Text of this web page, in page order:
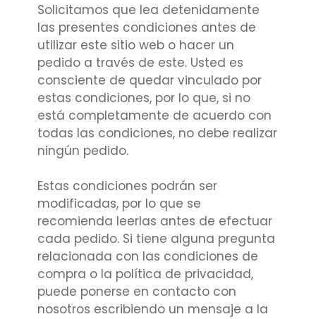
Solicitamos que lea detenidamente
las presentes condiciones antes de
utilizar este sitio web o hacer un
pedido a través de este. Usted es
consciente de quedar vinculado por
estas condiciones, por lo que, si no
está completamente de acuerdo con
todas las condiciones, no debe realizar
ningún pedido.
Estas condiciones podrán ser
modificadas, por lo que se
recomienda leerlas antes de efectuar
cada pedido. Si tiene alguna pregunta
relacionada con las condiciones de
compra o la política de privacidad,
puede ponerse en contacto con
nosotros escribiendo un mensaje a la